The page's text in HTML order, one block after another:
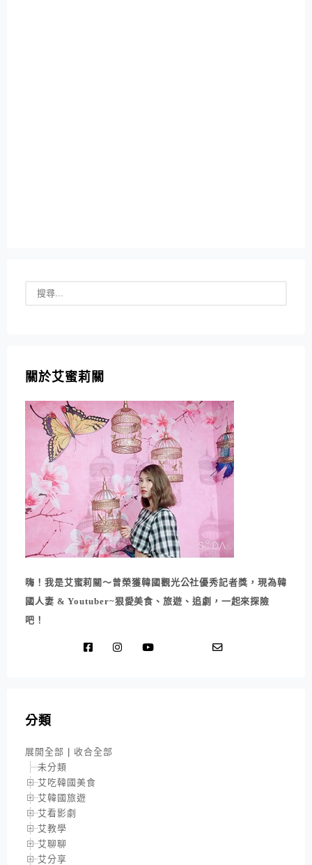
關於艾蜜莉關
嗨！我是艾蜜莉關～曾榮獲韓國觀光公社優秀記者獎，現為韓
國人妻 & Youtuber~狠愛美食、旅遊、追劇，一起來探險
吧！
分類
展開全部 | 收合全部
未分類
艾吃韓國美食
艾韓國旅遊
艾看影劇
艾教學
艾聊聊
艾分享